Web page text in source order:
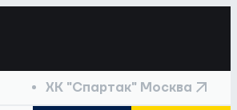
ХК "Спартак" Москва